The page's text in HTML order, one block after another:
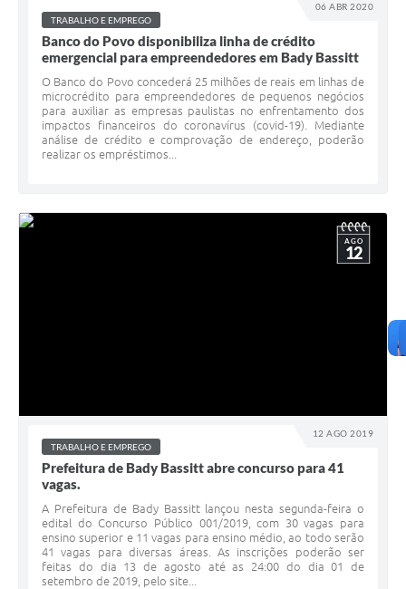
06 ABR 2020
TRABALHO E EMPREGO
Banco do Povo disponibiliza linha de crédito
emergencial para empreendedores em Bady Bassitt
O Banco do Povo concederá 25 milhões de reais em linhas de
microcrédito para empreendedores de pequenos negócios
para auxiliar as empresas paulistas no enfrentamento dos
impactos financeiros do coronavírus (covid-19). Mediante
análise de crédito e comprovação de endereço, poderão
realizar os empréstimos...
12 AGO 2019
AGO
12
TRABALHO E EMPREGO
Prefeitura de Bady Bassitt abre concurso para 41
vagas.
A Prefeitura de Bady Bassitt lançou nesta segunda-feira o
edital do Concurso Público 001/2019, com 30 vagas para
ensino superior e 11 vagas para ensino médio, ao todo serão
41 vagas para diversas áreas. As inscrições poderão ser
feitas do dia 13 de agosto até as 24:00 do dia 01 de
setembro de 2019, pelo site...